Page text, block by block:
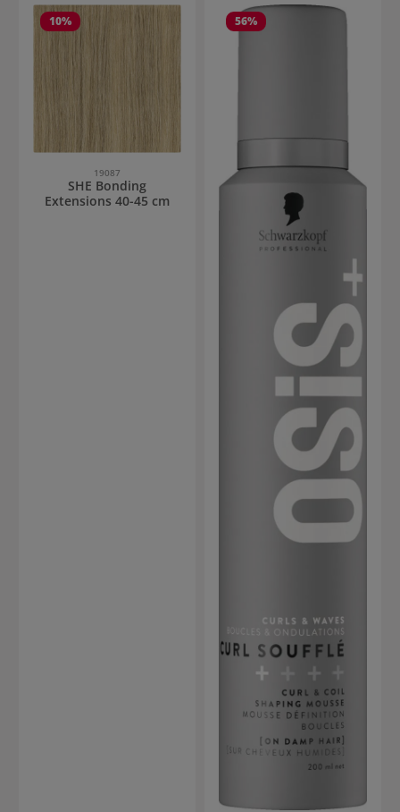
10%
19087
SHE Bonding
Extensions 40-45 cm
56%